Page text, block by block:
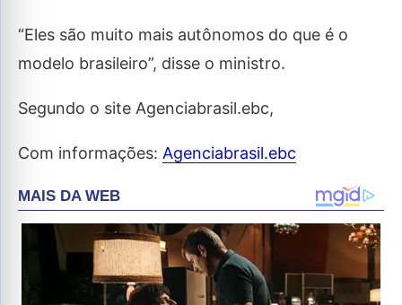
“Eles são muito mais autônomos do que é o
modelo brasileiro”, disse o ministro.
Segundo o site Agenciabrasil.ebc,
Com informações: Agenciabrasil.ebc